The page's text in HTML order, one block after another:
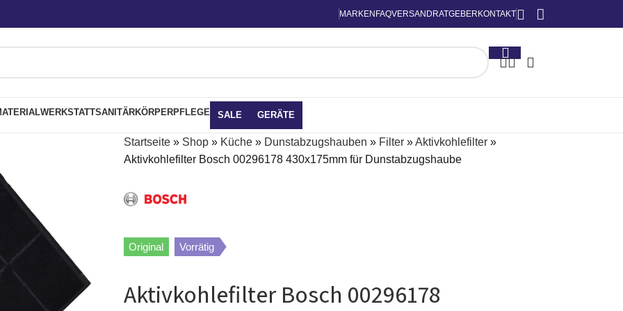
MARKEN FAQVERSAND RATGEBER KONTAKT
WERKSTATTSANITÄRKÖRPERPFLEGE SALE GERÄTE
Startseite» Shop» Küche» Dunstabzugshauben » Filter»Aktivkohlefilter»
Aktivkohlefilter Bosch 00296178 430x175mm für Dunstabzugshaube
Original Vorrätig
Aktivkohlefilter Bosch 00296178